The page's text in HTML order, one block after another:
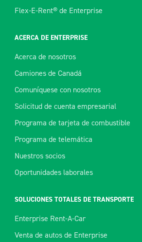
Flex-E-Rent® de Enterprise
ACERCA DE ENTERPRISE
Acerca de nosotros
Camiones de Canadá
Comuníquese con nosotros
Solicitud de cuenta empresarial
Programa de tarjeta de combustible
Programa de telemática
Nuestros socios
Oportunidades laborales
SOLUCIONES TOTALES DE TRANSPORTE
Enterprise Rent-A-Car
Venta de autos de Enterprise